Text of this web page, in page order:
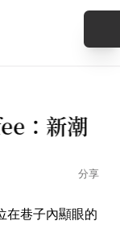
：新潮
分享
在巷子內顯眼的